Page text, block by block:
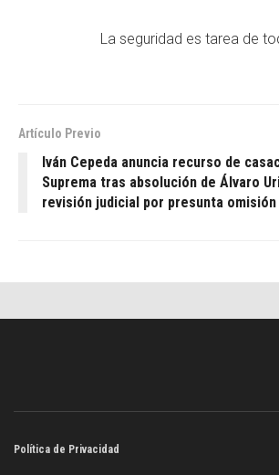
La seguridad es tarea de
Artículo Previo
Iván Cepeda anuncia recurso de
Suprema tras absolución de Álvaro
revisión judicial por presunta
Política de Privacidad